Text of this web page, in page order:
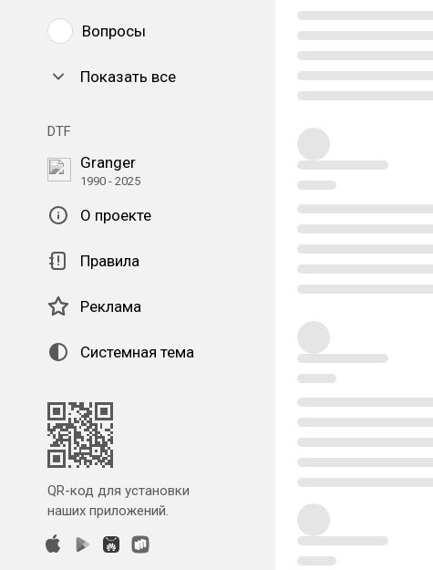
Вопросы
Показать все
DTF
Granger
1990 - 2025
О проекте
Правила
Реклама
Системная тема
QR-код для установки
наших приложений.